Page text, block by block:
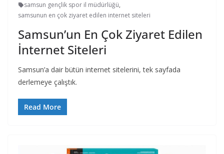
samsun gençlik spor il müdürlüğü,
samsunun en çok ziyaret edilen internet siteleri
Samsun’un En Çok Ziyaret Edilen
İnternet Siteleri
Samsun’a dair bütün internet sitelerini, tek sayfada
derlemeye çalıştık.
Read More